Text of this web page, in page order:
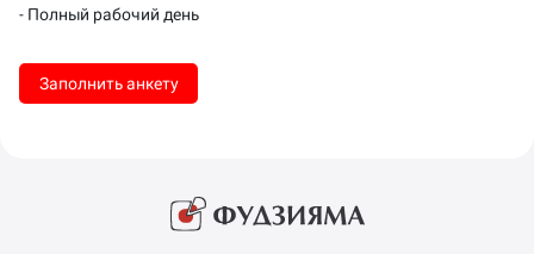
- Полный рабочий день
Заполнить анкету